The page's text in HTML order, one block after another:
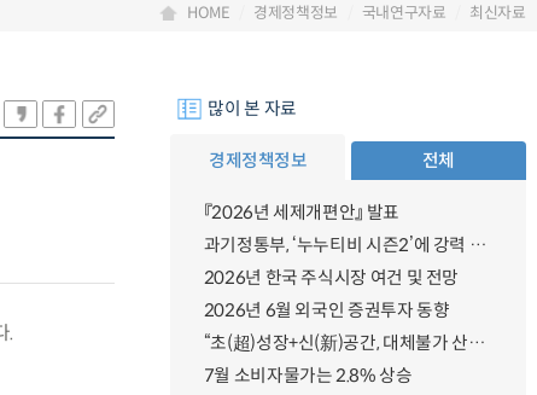
HOME 경제정책정보 국내연구자료 최신자료
.
많이 본 자료
경제정책정보 전체
『2026년 세제개편안』 발표
과기정통부, ‘누누티비 시즌2’에 강력 대응 의지 밝혀
2026년 한국 주식시장 여건 및 전망
2026년 6월 외국인 증권투자 동향
“초(超)성장+신(新)공간, 대체불가 산업강국”
7월 소비자물가는 2.8% 상승